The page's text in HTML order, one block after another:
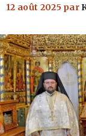
12 août 2025 par